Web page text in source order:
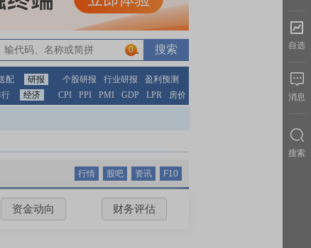
0
配 研报 个股研报 行业研报
盈利预测
经济 CPI PPI PMI GDP LPR 房价
行情 股吧 资讯 F10
资金动向 财务评估
自选
消息
搜索